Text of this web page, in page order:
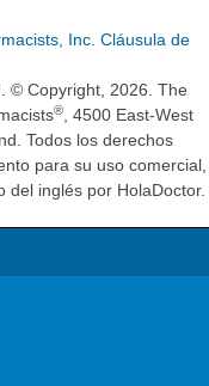
Inc. Cláusula de
© Copyright, 2026. The
®
, 4500 East-West
Todos los derechos
para su uso comercial,
del inglés por HolaDoctor.